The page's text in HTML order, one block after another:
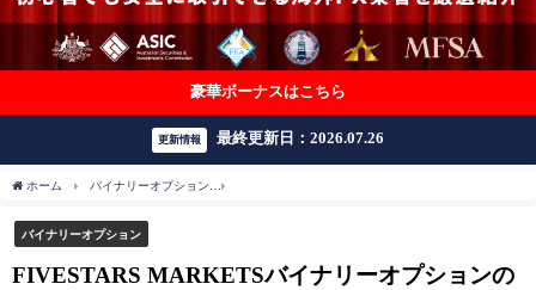
豪華ボーナスはこちら
更新情報 最終更新日：2026.07.26
ホーム バイナリーオプション
バイナリーオプション
FIVESTARS MARKETSバイナリーオプションの